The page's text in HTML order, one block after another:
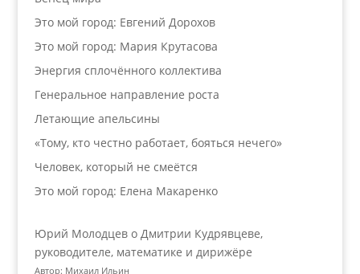
Это мой город: Евгений Дорохов
Это мой город: Мария Крутасова
Энергия сплочённого коллектива
Генеральное направление роста
Летающие апельсины
«Тому, кто честно работает, бояться нечего»
Человек, который не смеётся
Это мой город: Елена Макаренко
Юрий Молодцев о Дмитрии Кудрявцеве,
руководителе, математике и дирижёре
Автор: Михаил Ильин